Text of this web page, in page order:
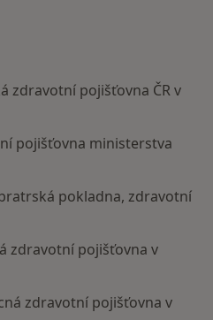
zdravotní pojišťovna ČR v
pojišťovna ministerstva
pokladna, zdravotní
zdravotní pojišťovna v
zdravotní pojišťovna v